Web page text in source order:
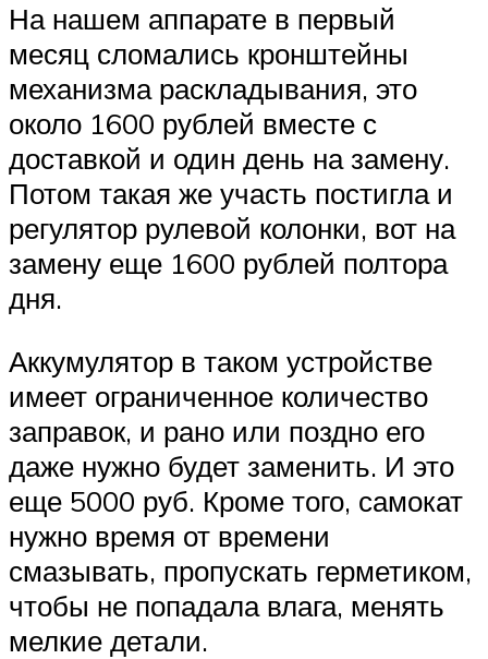
На нашем аппарате в первый
месяц сломались кронштейны
механизма раскладывания, это
около 1600 рублей вместе с
доставкой и один день на замену.
Потом такая же участь постигла и
регулятор рулевой колонки, вот на
замену еще 1600 рублей полтора
дня.
Аккумулятор в таком устройстве
имеет ограниченное количество
заправок, и рано или поздно его
даже нужно будет заменить. И это
еще 5000 руб. Кроме того, самокат
нужно время от времени
смазывать, пропускать герметиком,
чтобы не попадала влага, менять
мелкие детали.